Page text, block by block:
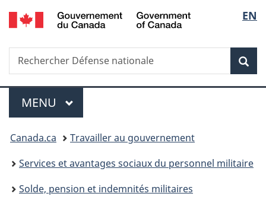
Passer
au
des
Passer
au
principal
Passer
à
Au
du
Passer
à
version
simplifiée
de
la
EN
Recherche
Rechercher
Défense
Menu
MENU PRINCIPAL
Vous
êtes
ici :
Canada.ca
Travailler au gouvernement
Services et avantages sociaux du personnel militaire
Solde, pension et indemnités militaires